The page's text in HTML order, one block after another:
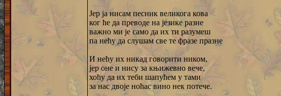
Јер ја нисам песник великога кова
ког ће да преводе на језике разне
важно ми је само да их ти разумеш
па нећу да слушам све те фразе празне
И нећу их никад говорити ником,
јер оне и нису за књижевно вече,
хоћу да их теби шапућем у тами
за нас двоје ноћас вино нек потече.